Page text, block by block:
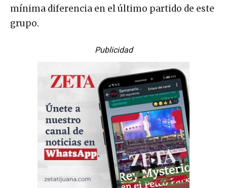
mínima diferencia en el último partido de este
grupo.
Publicidad